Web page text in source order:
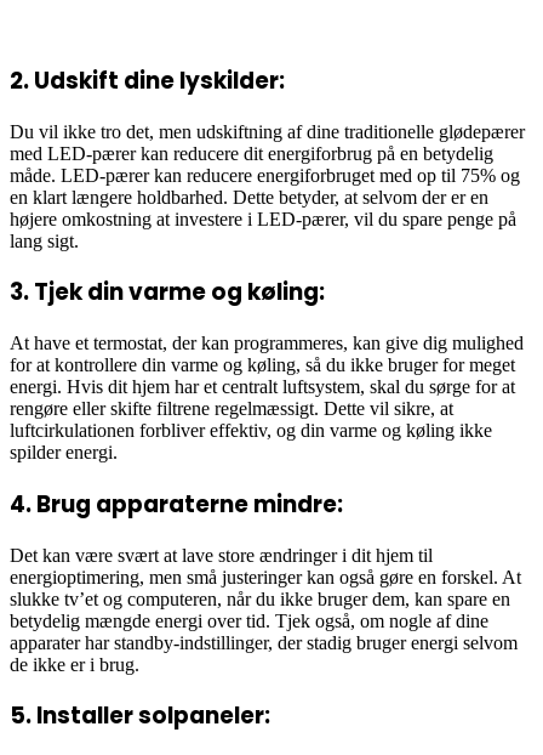
2. Udskift dine lyskilder:
Du vil ikke tro det, men udskiftning af dine traditionelle glødepærer
med LED-pærer kan reducere dit energiforbrug på en betydelig
måde. LED-pærer kan reducere energiforbruget med op til 75% og
en klart længere holdbarhed. Dette betyder, at selvom der er en
højere omkostning at investere i LED-pærer, vil du spare penge på
lang sigt.
3. Tjek din varme og køling:
At have et termostat, der kan programmeres, kan give dig mulighed
for at kontrollere din varme og køling, så du ikke bruger for meget
energi. Hvis dit hjem har et centralt luftsystem, skal du sørge for at
rengøre eller skifte filtrene regelmæssigt. Dette vil sikre, at
luftcirkulationen forbliver effektiv, og din varme og køling ikke
spilder energi.
4. Brug apparaterne mindre:
Det kan være svært at lave store ændringer i dit hjem til
energioptimering, men små justeringer kan også gøre en forskel. At
slukke tv’et og computeren, når du ikke bruger dem, kan spare en
betydelig mængde energi over tid. Tjek også, om nogle af dine
apparater har standby-indstillinger, der stadig bruger energi selvom
de ikke er i brug.
5. Installer solpaneler: